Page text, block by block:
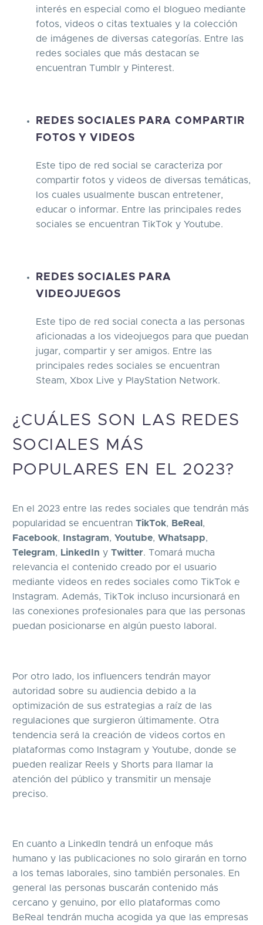
interés en especial como el blogueo mediante
fotos, videos o citas textuales y la colección
de imágenes de diversas categorías. Entre las
redes sociales que más destacan se
encuentran Tumblr y Pinterest.
REDES SOCIALES PARA COMPARTIR
FOTOS Y VIDEOS
Este tipo de red social se caracteriza por
compartir fotos y videos de diversas temáticas,
los cuales usualmente buscan entretener,
educar o informar. Entre las principales redes
sociales se encuentran TikTok y Youtube.
REDES SOCIALES PARA
VIDEOJUEGOS
Este tipo de red social conecta a las personas
aficionadas a los videojuegos para que puedan
jugar, compartir y ser amigos. Entre las
principales redes sociales se encuentran
Steam, Xbox Live y PlayStation Network.
¿CUÁLES SON LAS REDES
SOCIALES MÁS
POPULARES EN EL 2023?
En el 2023 entre las redes sociales que tendrán más
popularidad se encuentran TikTok, BeReal ,
Facebook, Instagram, Youtube, Whatsapp,
Telegram, LinkedIn y Twitter. Tomará mucha
relevancia el contenido creado por el usuario
mediante videos en redes sociales como TikTok e
Instagram. Además, TikTok incluso incursionará en
las conexiones profesionales para que las personas
puedan posicionarse en algún puesto laboral.
Por otro lado, los influencers tendrán mayor
autoridad sobre su audiencia debido a la
optimización de sus estrategias a raíz de las
regulaciones que surgieron últimamente. Otra
tendencia será la creación de videos cortos en
plataformas como Instagram y Youtube, donde se
pueden realizar Reels y Shorts para llamar la
atención del público y transmitir un mensaje
preciso.
En cuanto a LinkedIn tendrá un enfoque más
humano y las publicaciones no solo girarán en torno
a los temas laborales, sino también personales. En
general las personas buscarán contenido más
cercano y genuino, por ello plataformas como
BeReal tendrán mucha acogida ya que las empresas